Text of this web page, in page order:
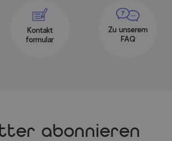
Kontakt
formular
Zu unserem
FAQ
abonnieren